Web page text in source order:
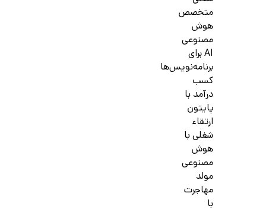
متخصص
هوش
مصنوعی
AI برای
برنامه‌نویس‌ها
کسب
درآمد با
پایتون
ارتقاء
شغلی با
هوش
مصنوعی
مولد
مهاجرت
با